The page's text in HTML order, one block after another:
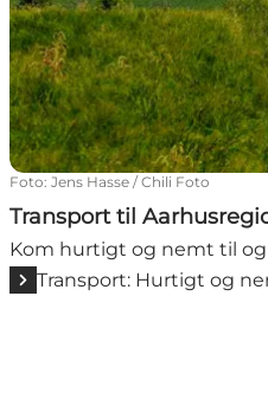
Foto: Jens Hasse / Chili Foto
Transport til
Kom hurtigt og nemt til og
Transport: Hurtigt og